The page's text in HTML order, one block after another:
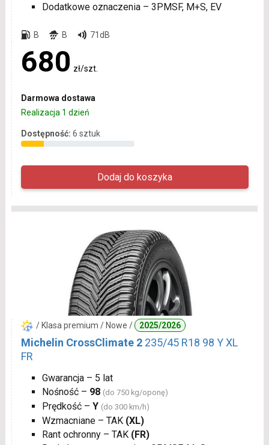
Dodatkowe oznaczenia – 3PMSF, M+S, EV
B B 71dB
680 zł/szt.
Darmowa dostawa
Realizacja 1 dzień
Dostępność: 6 sztuk
/ Klasa premium / Nowe / 2025/2026
Michelin CrossClimate 2 235/45 R18 98 Y XL
FR
Gwarancja – 5 lat
Nośność – 98 (do 750 kg/oponę)
Prędkość – Y (do 300 km/h)
Wzmacniane – TAK (XL)
Rant ochronny – TAK (FR)